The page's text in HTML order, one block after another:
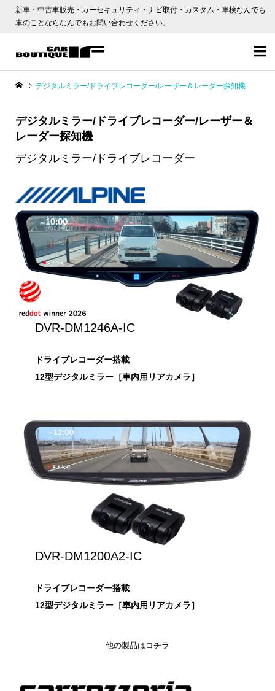
新車・中古車販売・カーセキュリティ・ナビ取付・カスタム・車検なんでも
車のことならなんでもお問い合わせください。

デジタルミラー/ドライブレコーダー/レーザー＆レーダー探知機
デジタルミラー/ドライブレコーダー/レーザー＆
レーダー探知機
デジタルミラー/ドライブレコーダー
DVR-DM1246A-IC
ドライブレコーダー搭載
12型デジタルミラー［車内用リアカメラ］
DVR-DM1200A2-IC
ドライブレコーダー搭載
12型デジタルミラー［車内用リアカメラ］
他の製品はコチラ